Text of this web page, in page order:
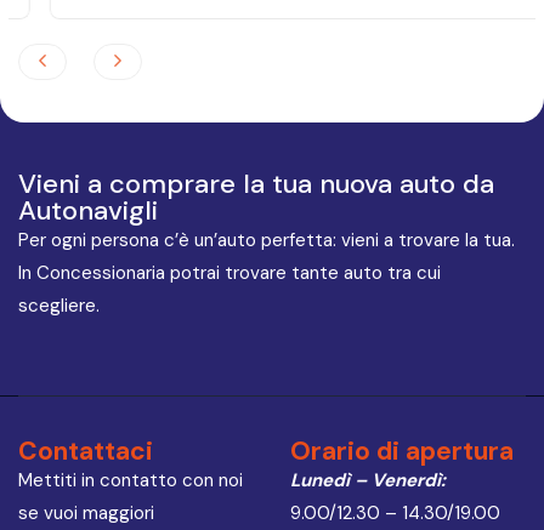
Vieni a comprare la tua nuova auto da
Autonavigli
Per ogni persona c’è un’auto perfetta: vieni a trovare la tua.
In Concessionaria potrai trovare tante auto tra cui
scegliere.
Contattaci
Mettiti in contatto con noi
se vuoi maggiori
Orario di apertura
Lunedì – Venerdì:
9.00/12.30 – 14.30/19.00